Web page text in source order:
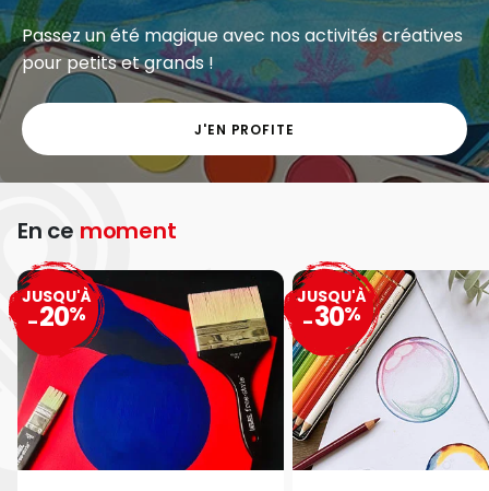
Passez un été magique avec nos activités créatives
pour petits et grands !
J'EN PROFITE
En ce moment
JUSQU'À
-20%
JUSQU'À
-30%